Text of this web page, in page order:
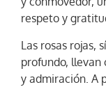
respeto y
Las rosas rojas,
profundo, llevan
y admiración. A